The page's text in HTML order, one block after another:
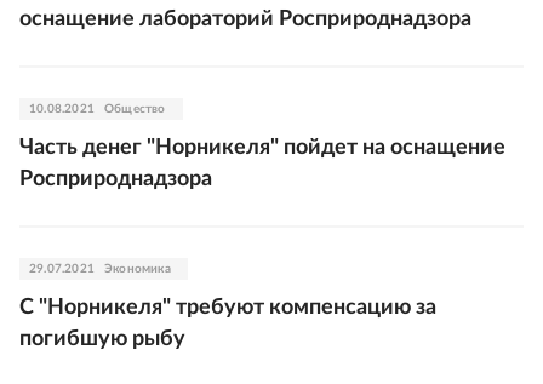
оснащение лабораторий Росприроднадзора
10.08.2021 Общество
Часть денег "Норникеля" пойдет на оснащение
Росприроднадзора
29.07.2021 Экономика
С "Норникеля" требуют компенсацию за
погибшую рыбу